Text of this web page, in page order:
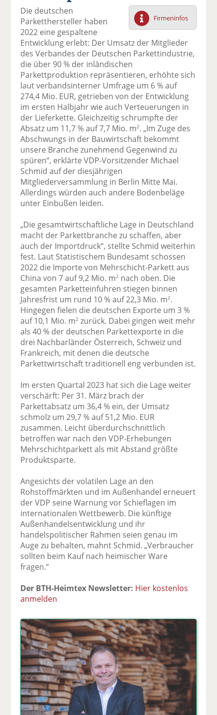
F
ac
e
b
o
k
te
il
e
n
tt
er
n
Li
n
k
e
di
te
il
e
n
E
m
ai
l
v
se
n
d
e
n
ck
e
n
Firmeninfos
Die deutschen
Parketthersteller haben
2022 eine gespaltene
Entwicklung erlebt: Der Umsatz der Mitglieder
des Verbandes der Deutschen Parkettindustrie,
die über 90 % der inländischen
Parkettproduktion repräsentieren, erhöhte sich
laut verbandsinterner Umfrage um 6 % auf
274,4 Mio. EUR, getrieben von der Entwicklung
im ersten Halbjahr wie auch Verteuerungen in
der Lieferkette. Gleichzeitig schrumpfte der
Absatz um 11,7 % auf 7,7 Mio. m2. „Im Zuge des
Abschwungs in der Bauwirtschaft bekommt
unsere Branche zunehmend Gegenwind zu
spüren“, erklärte VDP-Vorsitzender Michael
Schmid auf der diesjährigen
Mitgliederversammlung in Berlin Mitte Mai.
Allerdings würden auch andere Bodenbeläge
unter Einbußen leiden.
„Die gesamtwirtschaftliche Lage in Deutschland
macht der Parkettbranche zu schaffen, aber
auch der Importdruck“, stellte Schmid weiterhin
fest. Laut Statistischem Bundesamt schossen
2022 die Importe von Mehrschicht-Parkett aus
China von 7 auf 9,2 Mio. m2 nach oben. Die
gesamten Parketteinfuhren stiegen binnen
Jahresfrist um rund 10 % auf 22,3 Mio. m2.
Hingegen fielen die deutschen Exporte um 3 %
auf 10,1 Mio. m2 zurück. Dabei gingen weit mehr
als 40 % der deutschen Parkettexporte in die
drei Nachbarländer Österreich, Schweiz und
Frankreich, mit denen die deutsche
Parkettwirtschaft traditionell eng verbunden ist.
Im ersten Quartal 2023 hat sich die Lage weiter
verschärft: Per 31. März brach der
Parkettabsatz um 36,4 % ein, der Umsatz
schmolz um 29,7 % auf 51,2 Mio. EUR
zusammen. Leicht überdurchschnittlich
betroffen war nach den VDP-Erhebungen
Mehrschichtparkett als mit Abstand größte
Produktsparte.
Angesichts der volatilen Lage an den
Rohstoffmärkten und im Außenhandel erneuert
der VDP seine Warnung vor Schieflagen im
internationalen Wettbewerb. Die künftige
Außenhandelsentwicklung und ihr
handelspolitischer Rahmen seien genau im
Auge zu behalten, mahnt Schmid. „Verbraucher
sollten beim Kauf nach heimischer Ware
fragen.“
Der BTH-Heimtex Newsletter: Hier kostenlos
anmelden